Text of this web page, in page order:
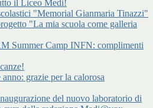
il Liceo Medi!
"Memorial Gianmaria Tinazzi"
"La mia scuola come galleria
Summer Camp INFN: complimenti
grazie per la calorosa
del nuovo laboratorio di